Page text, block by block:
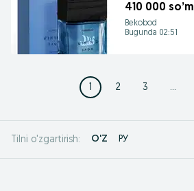
410 000 so’m
Bekobod
Bugunda 02:51
1 2 3 ...
Tilni o'zgartirish: O'Z РУ